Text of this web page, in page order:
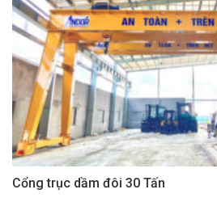
Cổng trục dầm đôi 30 Tấn